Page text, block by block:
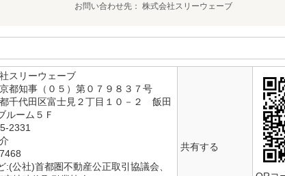
お問い合わせ先 株式会社スリーウェーブ
スリーウェーブ
都知事（０５）第０７９８３７号
千代田区富士見２丁目１０－２ 飯田
ルーム５Ｆ
2331
:(公社)首都圏不動産公正取引協議会、
共有する